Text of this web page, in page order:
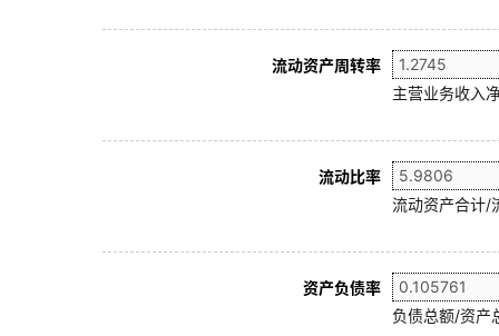
流动资产周转率
主营业务收入
流动比率
流动资产合计/
资产负债率
负债总额/资产